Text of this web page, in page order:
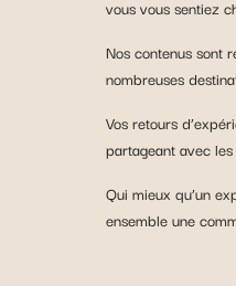
vous vous sentiez
Nos contenus sont
nombreuses
Vos retours
partageant avec
Qui mieux qu’un
ensemble une